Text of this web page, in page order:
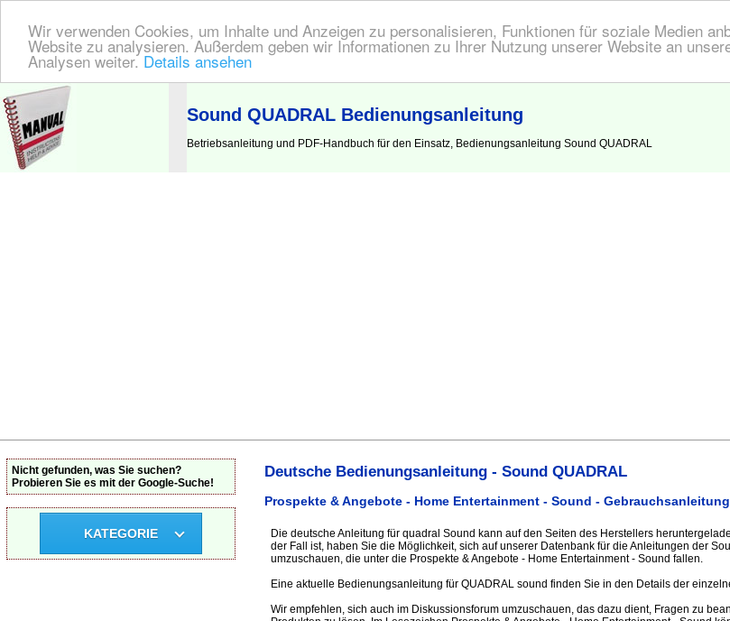
Wir verwenden Cookies, um Inhalte und Anzeigen zu personalisieren, Funktionen für soziale Medien
Website zu analysieren. Außerdem geben wir Informationen zu Ihrer Nutzung unserer Website an
Analysen weiter. Details ansehen
BEDIENUNGSANLEITUNG | Hier finden Sie die deutsche Anleitung!
Sound QUADRAL Bedienungsanleitung
Betriebsanleitung und PDF-Handbuch für den Einsatz, Bedienungsanleitung Sound QUADRAL
Deutsche Bedienungsanleitung - Sound QUADRAL
Prospekte & Angebote - Home Entertainment - Sound -
Die deutsche Anleitung für quadral Sound kann auf den Seiten des Herstellers
der Fall ist, haben Sie die Möglichkeit, sich auf unserer Datenbank für die Anleitungen der
umzuschauen, die unter die Prospekte & Angebote - Home Entertainment - Sound fallen.
Eine aktuelle Bedienungsanleitung für QUADRAL sound finden Sie in den Details der
Wir empfehlen, sich auch im Diskussionsforum umzuschauen, das dazu dient, Fragen zu
Nicht gefunden, was Sie suchen?
Probieren Sie es mit der Google-Suche!
KATEGORIE